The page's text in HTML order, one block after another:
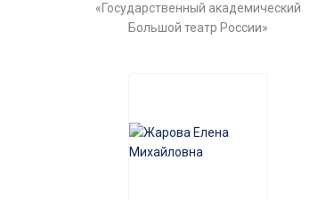
«Государственный академический
Большой театр России»